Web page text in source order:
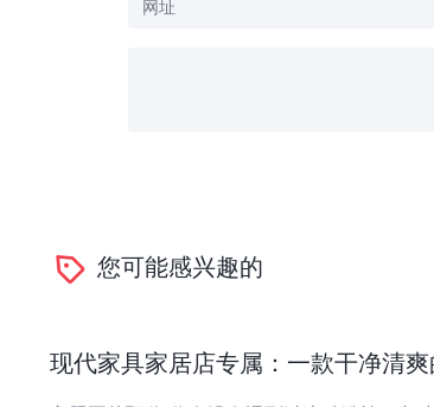
您可能感兴趣的
现代家具家居店专属：一款干净清